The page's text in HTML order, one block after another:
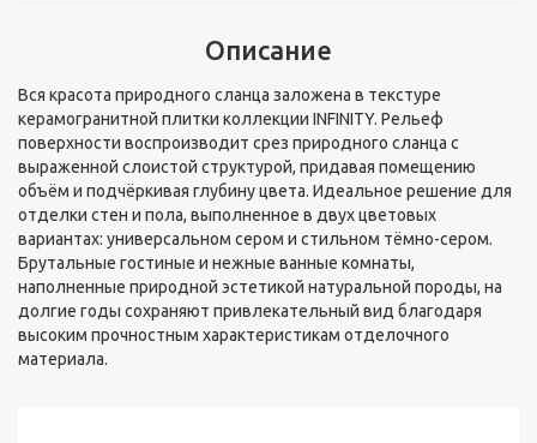
Описание
Вся красота природного сланца заложена в текстуре
керамогранитной плитки коллекции INFINITY. Рельеф
поверхности воспроизводит срез природного сланца с
выраженной слоистой структурой, придавая помещению
объём и подчёркивая глубину цвета. Идеальное решение для
отделки стен и пола, выполненное в двух цветовых
вариантах: универсальном сером и стильном тёмно-сером.
Брутальные гостиные и нежные ванные комнаты,
наполненные природной эстетикой натуральной породы, на
долгие годы сохраняют привлекательный вид благодаря
высоким прочностным характеристикам отделочного
материала.